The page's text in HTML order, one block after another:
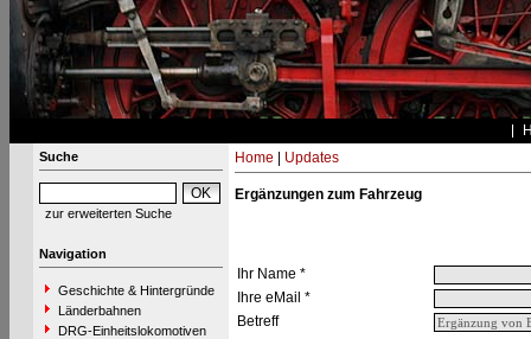
Suche
zur erweiterten Suche
Navigation
Geschichte & Hintergründe
Länderbahnen
DRG-Einheitslokomotiven
Home Updates
Ergänzungen zum Fahrzeug
Ihr Name *
Ihre eMail *
Betreff